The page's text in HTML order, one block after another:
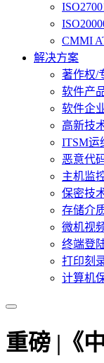
CMMI
解决方案
著作权/
软件产
软件企
高新技
ITSM运
恶意代
主机监
保密技
存储介
微机视
终端登
打印刻
计算机
重磅 |《